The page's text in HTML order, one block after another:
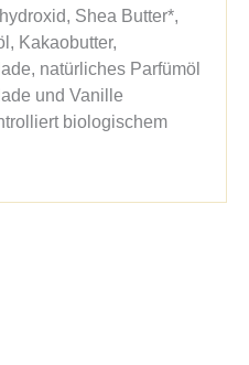
Shea Butter*,
Kakaobutter,
natürliches Parfümöl
und Vanille
biologischem